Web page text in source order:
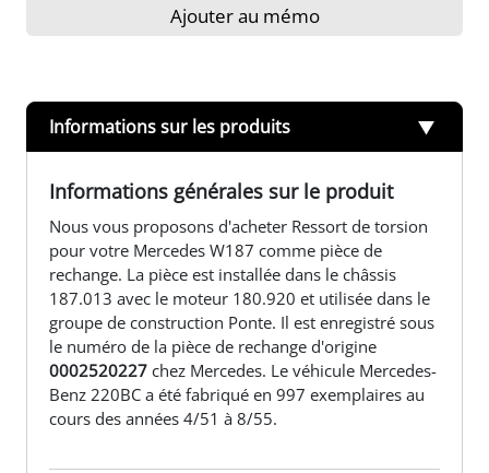
Ajouter au mémo
Informations sur les produits
Informations générales sur le produit
Nous vous proposons d'acheter Ressort de torsion
pour votre Mercedes W187 comme pièce de
rechange. La pièce est installée dans le châssis
187.013 avec le moteur 180.920 et utilisée dans le
groupe de construction Ponte. Il est enregistré sous
le numéro de la pièce de rechange d'origine
0002520227 chez Mercedes. Le véhicule Mercedes-
Benz 220BC a été fabriqué en 997 exemplaires au
cours des années 4/51 à 8/55.